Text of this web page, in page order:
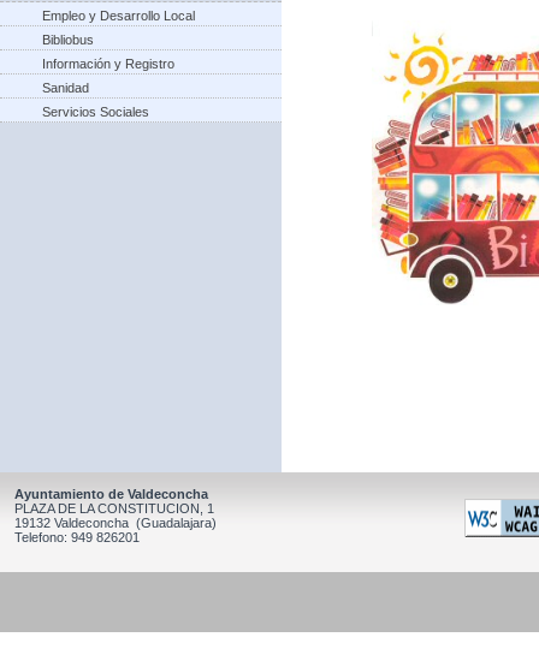
Empleo y Desarrollo Local
Bibliobus
Información y Registro
Sanidad
Servicios Sociales
Ayuntamiento de Valdeconcha
PLAZA DE LA CONSTITUCION, 1
19132 Valdeconcha (Guadalajara)
Telefono: 949 826201